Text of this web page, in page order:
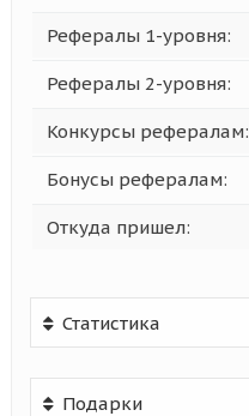
Рефералы 1-уровня:
Рефералы 2-уровня:
Конкурсы рефералам:
Бонусы рефералам:
Откуда пришел:
Статистика
Подарки